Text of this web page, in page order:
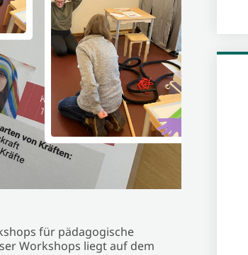
für pädagogische
Workshops liegt auf dem